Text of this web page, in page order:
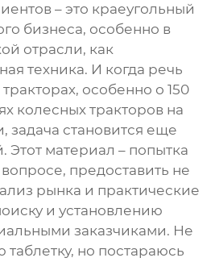
– это краеугольный
бизнеса, особенно в
отрасли, как
техника. И когда речь
, особенно о150
колесных тракторов на
задача становится еще
Этот материал – попытка
предоставить не
рынка и практические
и установлению
заказчиками. Не
но постараюсь